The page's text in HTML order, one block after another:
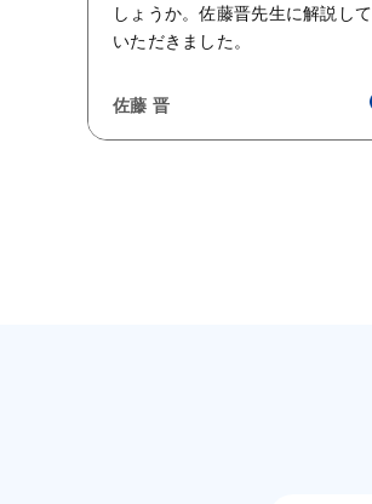
しょうか。佐藤晋先生に解説して
いただきました。
佐藤 晋